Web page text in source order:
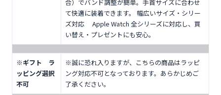
合）でバンド調整が簡単。手首サイズに合わせ
て快適に装着できます。 幅広いサイズ・シリー
ズ対応 Apple Watch 全シリーズに対応し、買
い替え・プレゼントにも安心。
※ギフト ラ
ッピング選択
不可
※誠に恐れ入りますが、こちらの商品はラッピ
ング対応不可となっております。あらかじめご
了承ください。